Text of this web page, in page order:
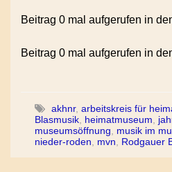
Beitrag 0 mal aufgerufen in
Beitrag 0 mal aufgerufen in
akhnr, arbeitskreis für
Blasmusik heimatmuseum
museumsöffnung
musik im
nieder-roden
mvn Rodgauer